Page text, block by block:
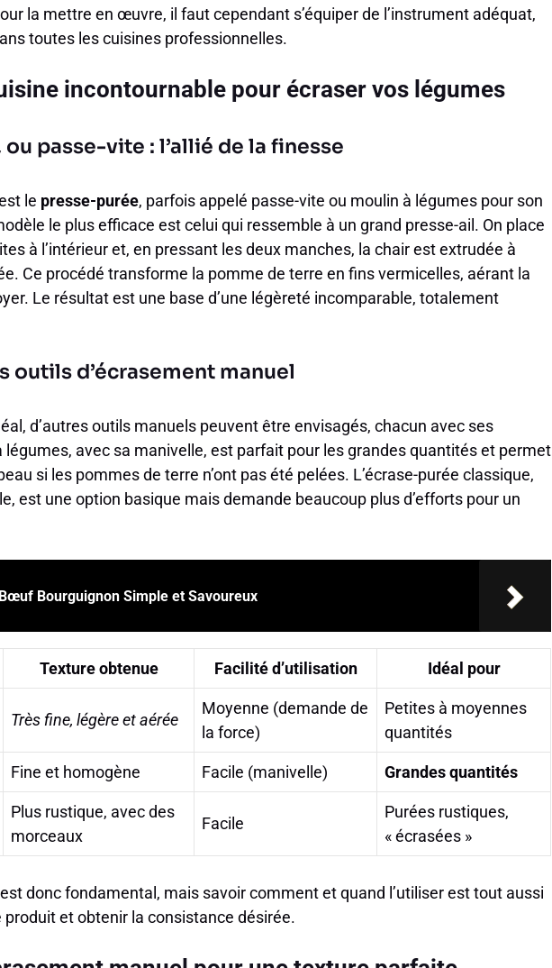
la mettre en œuvre, il faut cependant s’équiper de l’instrument adéquat,
toutes les cuisines professionnelles.
incontournable pour écraser vos légumes
passe-vite : l’allié de la finesse
le presse-purée, parfois appelé passe-vite ou moulin à légumes pour son
le plus efficace est celui qui ressemble à un grand presse-ail. On place
à l’intérieur et, en pressant les deux manches, la chair est extrudée à
Ce procédé transforme la pomme de terre en fins vermicelles, aérant la
Le résultat est une base d’une légèreté incomparable, totalement
outils d’écrasement manuel
d’autres outils manuels peuvent être envisagés, chacun avec ses
avec sa manivelle, est parfait pour les grandes quantités et permet
si les pommes de terre n’ont pas été pelées. L’écrase-purée classique,
est une option basique mais demande beaucoup plus d’efforts pour un
Bourguignon Simple et Savoureux
Texture obtenue Facilité d’utilisation Idéal pour
Très fine, légère et aérée
Moyenne (demande de
la force)
Petites à moyennes
quantités
Fine et homogène Facile (manivelle) Grandes quantités
Plus rustique, avec des
morceaux
Facile
Purées rustiques,
« écrasées »
donc fondamental, mais savoir comment et quand l’utiliser est tout aussi
et obtenir la consistance désirée.